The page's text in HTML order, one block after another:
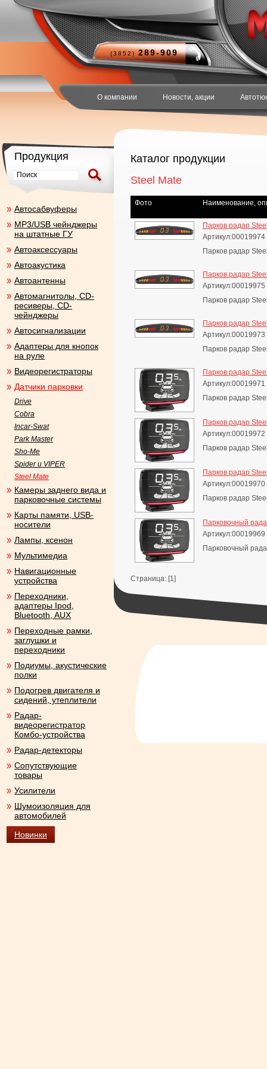
(3852)289-909
О компании Новости, акции
Каталог продукции
Steel Mate
Фото Наименование,
Парков радар
Артикул:00019974
Парков радар
Парков радар
Артикул:00019975
Парков радар
Парков радар
Артикул:00019973
Парков радар
Парков радар
Артикул:00019971
Парков радар
Парков радар
Артикул:00019972
Парков радар
Парков радар
Артикул:00019970
Парков радар
Парковочный
Артикул:00019969
Парковочный
Страница: [1]
Продукция
Aвтосабвуферы
MP3/USB чейнджеры
на штатные ГУ
Автоаксесcуары
Автоакустика
Автоантенны
Автомагнитолы, CD-
ресиверы, CD-
чейнджеры
Автосигнализации
Адаптеры для кнопок
на руле
Видеорегистраторы
Датчики парковки
Drive
Cobra
Incar-Swat
Park Master
Sho-Me
Spider и VIPER
Steel Mate
Камеры заднего вида и
парковочные системы
Карты памяти, USB-
носители
Лампы, ксенон
Мультимедиа
Навигационные
устройства
Переходники,
адаптеры Ipod,
Bluetooth, AUX
Переходные рамки,
заглушки и
переходники
Подиумы, акустические
полки
Подогрев двигателя и
сидений, утеплители
Радар-
видеорегистратор
Комбо-устройства
Радар-детекторы
Сопутствующие
товары
Усилители
Шумоизоляция для
автомобилей
Новинки